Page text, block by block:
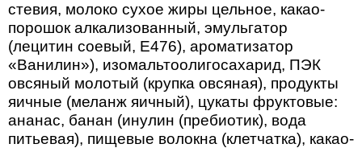
стевия, молоко сухое жиры цельное, какао-
порошок алкализованный, эмульгатор
(лецитин соевый, Е476), ароматизатор
«Ванилин»), изомальтоолигосахарид, ПЭК
овсяный молотый (крупка овсяная), продукты
яичные (меланж яичный), цукаты фруктовые:
ананас, банан (инулин (пребиотик), вода
питьевая), пищевые волокна (клетчатка), какао-